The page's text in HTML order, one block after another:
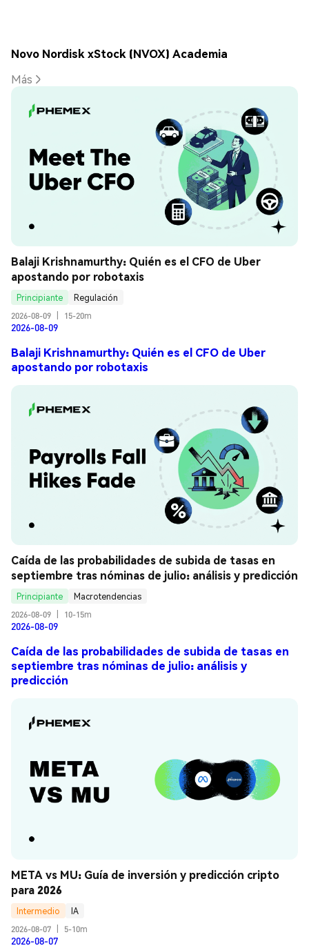
Novo Nordisk xStock (NVOX) Academia
Más
Balaji Krishnamurthy: Quién es el CFO de Uber
apostando por robotaxis
Principiante
Regulación
2026-08-09
15-20m
2026-08-09
Balaji Krishnamurthy: Quién es el CFO de Uber
apostando por robotaxis
Caída de las probabilidades de subida de tasas en
septiembre tras nóminas de julio: análisis y predicción
Principiante
Macrotendencias
2026-08-09
10-15m
2026-08-09
Caída de las probabilidades de subida de tasas en
septiembre tras nóminas de julio: análisis y
predicción
META vs MU: Guía de inversión y predicción cripto
para 2026
Intermedio
IA
2026-08-07
5-10m
2026-08-07